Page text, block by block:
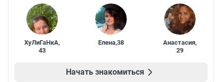
ХуЛиГаНкА,
43
Елена,38 Анастасия,
29
Начать знакомиться